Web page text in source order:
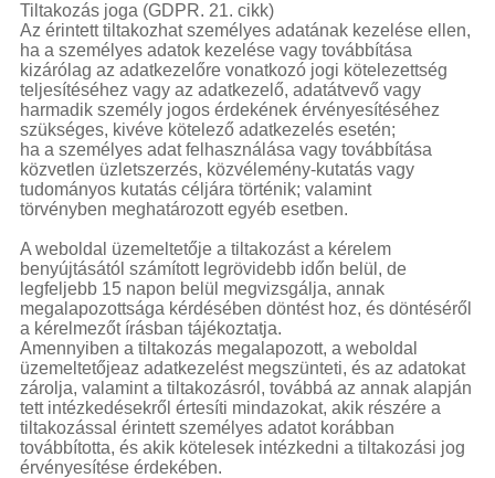
Tiltakozás joga (GDPR. 21. cikk)
Az érintett tiltakozhat személyes adatának kezelése ellen,
ha a személyes adatok kezelése vagy továbbítása
kizárólag az adatkezelőre vonatkozó jogi kötelezettség
teljesítéséhez vagy az adatkezelő, adatátvevő vagy
harmadik személy jogos érdekének érvényesítéséhez
szükséges, kivéve kötelező adatkezelés esetén;
ha a személyes adat felhasználása vagy továbbítása
közvetlen üzletszerzés, közvélemény-kutatás vagy
tudományos kutatás céljára történik; valamint
törvényben meghatározott egyéb esetben.
A weboldal üzemeltetője a tiltakozást a kérelem
benyújtásától számított legrövidebb időn belül, de
legfeljebb 15 napon belül megvizsgálja, annak
megalapozottsága kérdésében döntést hoz, és döntéséről
a kérelmezőt írásban tájékoztatja.
Amennyiben a tiltakozás megalapozott, a weboldal
üzemeltetőjeaz adatkezelést megszünteti, és az adatokat
zárolja, valamint a tiltakozásról, továbbá az annak alapján
tett intézkedésekről értesíti mindazokat, akik részére a
tiltakozással érintett személyes adatot korábban
továbbította, és akik kötelesek intézkedni a tiltakozási jog
érvényesítése érdekében.